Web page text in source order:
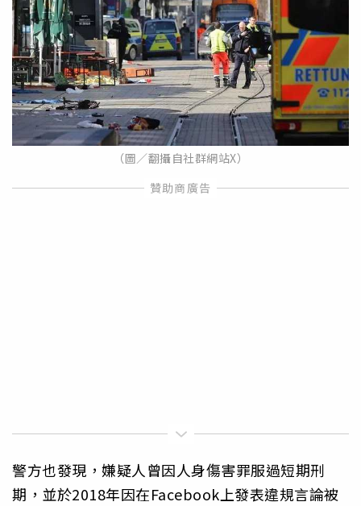
（圖／翻攝自社群網站X）
警方也發現，嫌疑人曾因人身傷害罪服過短期刑
期，並於2018年因在Facebook上發表違規言論被